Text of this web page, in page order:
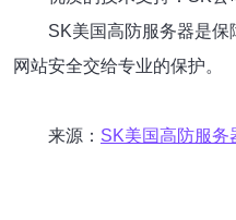
SK美国高防服务器是
网站安全交给专业的保护。
来源： SK美国高防服务